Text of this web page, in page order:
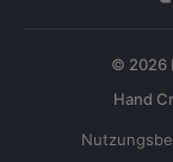
© 2026